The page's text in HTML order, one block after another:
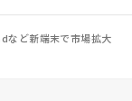
など新端末で市場拡大